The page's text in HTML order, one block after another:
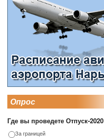
Опрос
Где вы проведете Отпуск-2020
За границей